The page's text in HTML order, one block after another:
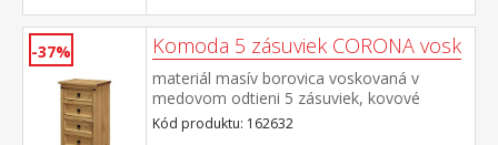
-37% Komoda 5 zásuviek CORONA vosk
materiál masív borovica voskovaná v
medovom odtieni 5 zásuviek, kovové
ozdobné úchytky súčasť zostavy Corona
Kód produktu: 162632